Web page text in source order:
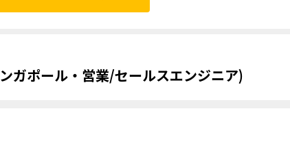
ガポール・営業/セールスエンジニア)